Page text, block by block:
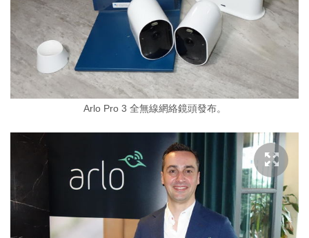
Arlo Pro 3 全無線網絡鏡頭發布。